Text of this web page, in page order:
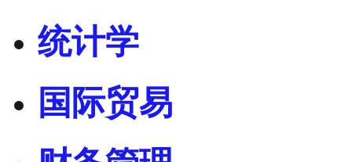
统计学
国际贸易